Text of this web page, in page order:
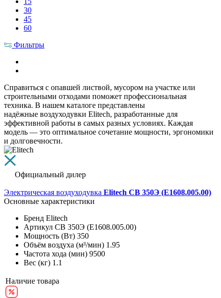
30
45
60
Фильтры
Справиться с опавшей листвой, мусором на участке или
строительными отходами поможет профессиональная
техника. В нашем каталоге представлены
надёжные воздуходувки Elitech, разработанные для
эффективной работы в самых разных условиях. Каждая
модель — это оптимальное сочетание мощности, эргономики
и долговечности.
Официальный дилер
Электрическая воздуходувка Elitech СВ 350Э (E1608.005.00)
Основные характеристики
Бренд Elitech
Артикул СВ 350Э (E1608.005.00)
Мощность (Вт) 350
Объём воздуха (м³/мин) 1.95
Частота хода (мин) 9500
Вес (кг) 1.1
Наличие товара